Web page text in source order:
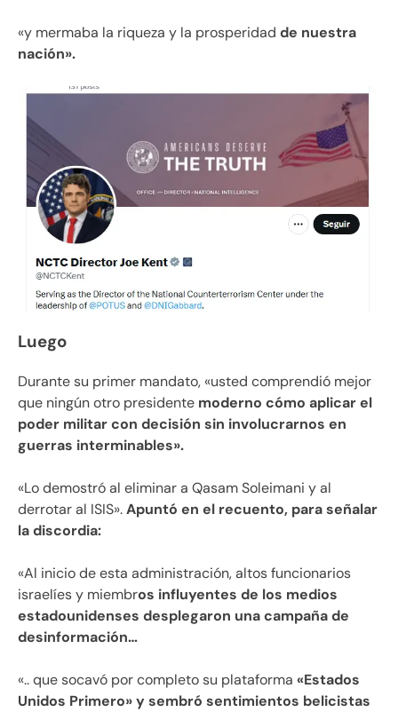
«y mermaba la riqueza y la prosperidad de nuestra
nación».
Luego
Durante su primer mandato, «usted comprendió mejor
que ningún otro presidente moderno cómo aplicar el
poder militar con decisión sin involucrarnos en
guerras interminables».
«Lo demostró al eliminar a Qasam Soleimani y al
derrotar al ISIS».Apuntó en el recuento, para señalar
la discordia:
«Al inicio de esta administración, altos funcionarios
israelíes y miembros influyentes de los medios
estadounidenses desplegaron una campaña de
desinformación…
«.. que socavó por completo su plataforma «Estados
Unidos Primero» y sembró sentimientos belicistas